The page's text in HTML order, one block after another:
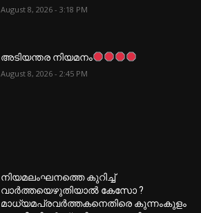
August 8, 2026 - 3:18 PM
അടിയന്തര നിയമനം
August 8, 2026 - 2:45 PM
നിയമലംഘനത്തെ കുറിച്ച്
വാർത്തയെഴുതിയാൽ കേസോ ?
മാധ്യമപ്രവർത്തകനെതിരെ കുന്നംകുളം